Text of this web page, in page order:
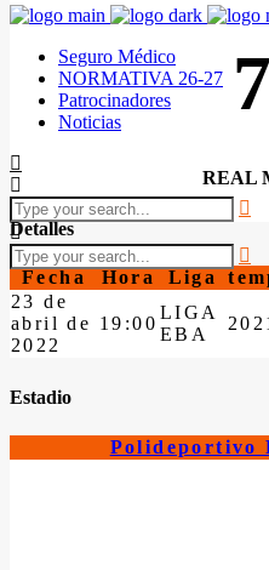
Seguro Médico
NORMATIVA 26-27
Patrocinadores
Noticias
REAL
Detalles
Fecha Hora Liga
23 de
abril de
2022
19:00
LIGA
EBA
Estadio
Polideportivo